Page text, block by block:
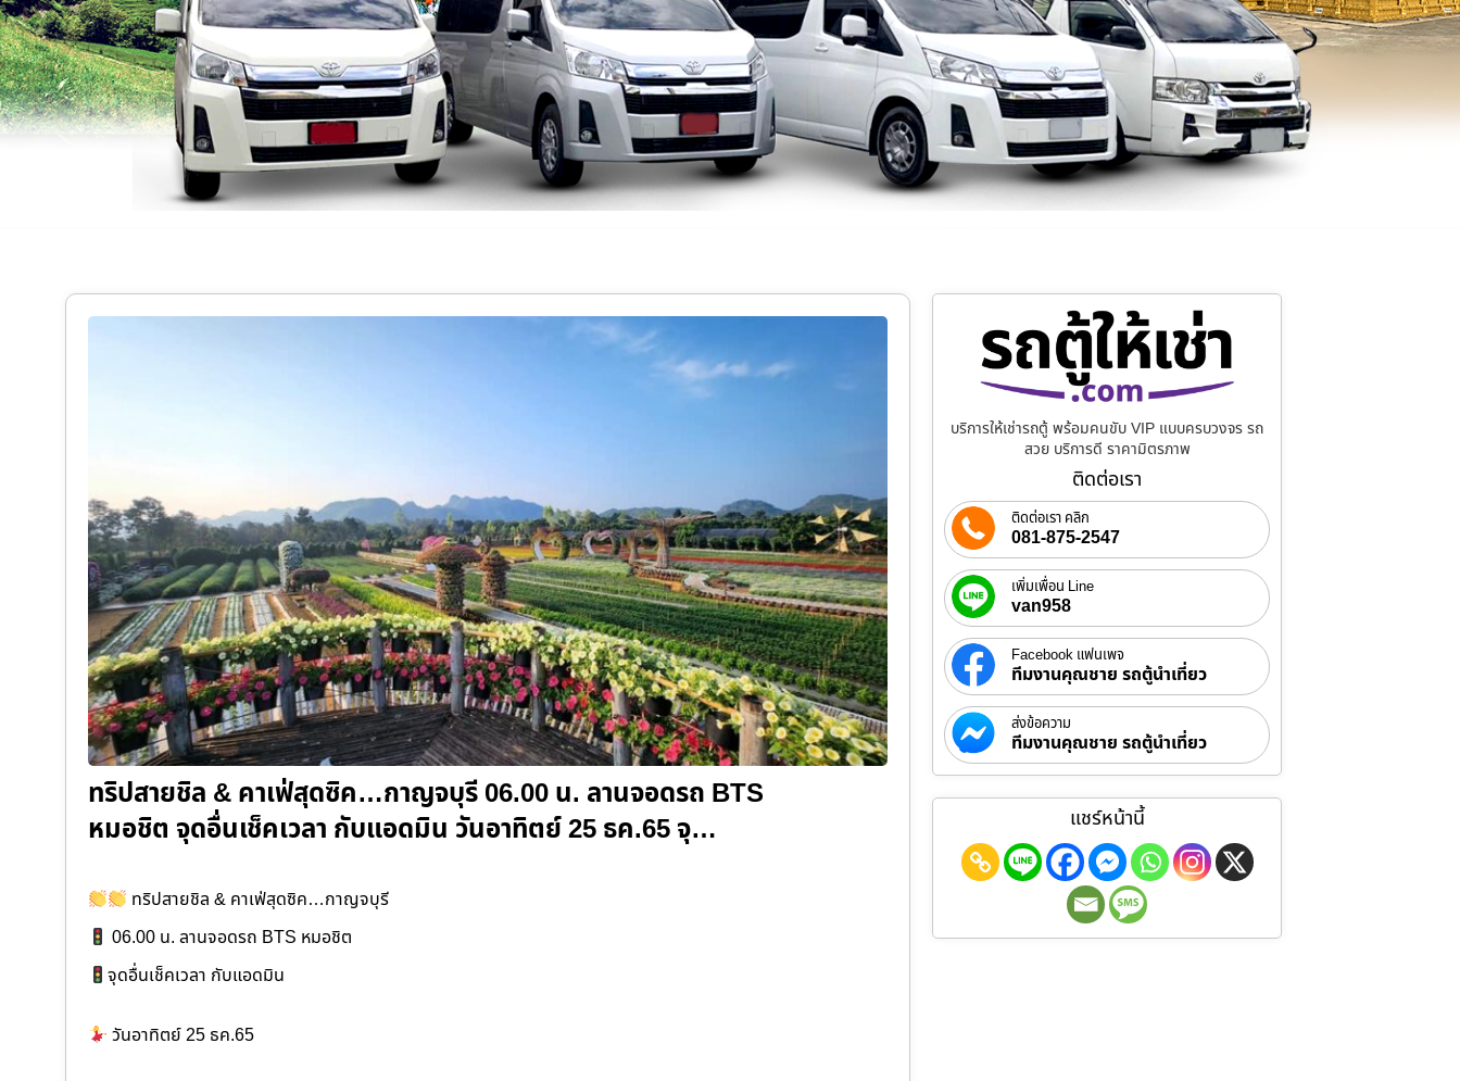
ทริปสายชิล & คาเฟ่สุดซิค…กาญจบุรี 06.00 น. ลานจอดรถ BTS
หมอชิต จุดอื่นเช็คเวลา กับแอดมิน วันอาทิตย์ 25 ธค.65 จุ…
ทริปสายชิล & คาเฟ่สุดซิค…กาญจบุรี
06.00 น. ลานจอดรถ BTS หมอชิต
จุดอื่นเช็คเวลา กับแอดมิน
วันอาทิตย์ 25 ธค.65
บริการให้เช่ารถตู้ พร้อมคนขับ VIP แบบครบวงจร รถ
สวย บริการดี ราคามิตรภาพ
ติดต่อเรา
ติดต่อเรา คลิก
081-875-2547
เพิ่มเพื่อน Line
van958
Facebook แฟนเพจ
ทีมงานคุณชาย รถตู้นำเที่ยว
ส่งข้อความ
ทีมงานคุณชาย รถตู้นำเที่ยว
แชร์หน้านี้